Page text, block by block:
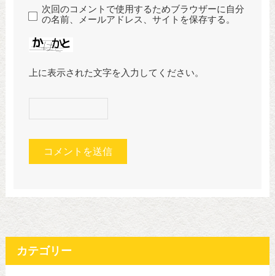
次回のコメントで使用するためブラウザーに自分
の名前、メールアドレス、サイトを保存する。
上に表示された文字を入力してください。
カテゴリー